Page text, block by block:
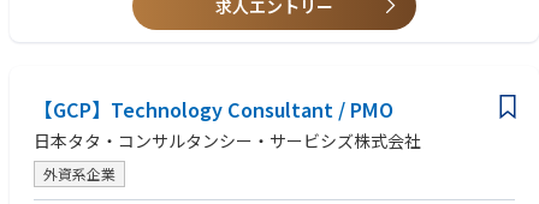
求人エントリー
【GCP】Technology Consultant / PMO
日本タタ・コンサルタンシー・サービシズ株式会社
外資系企業